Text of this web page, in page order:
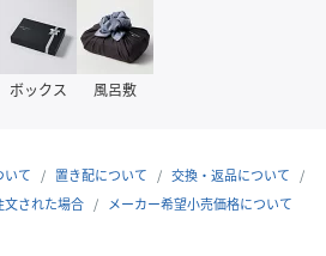
ボックス 風呂敷
いて 置き配について
交換・返品について
文された場合
メーカー希望小売価格について